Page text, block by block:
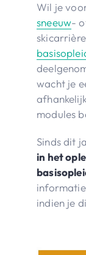
Wil je
sneeuw-
wacht je
modules
Sinds dit
in het
indien je